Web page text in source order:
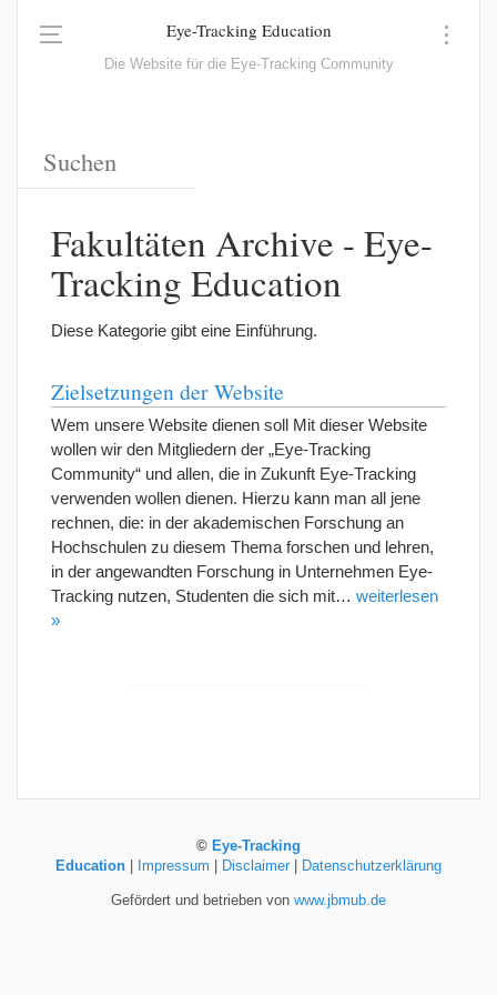
Eye-Tracking Education
Die Website für die Eye-Tracking Community
Fakultäten Archive - Eye-
Tracking Education
Diese Kategorie gibt eine Einführung.
Zielsetzungen der Website
Wem unsere Website dienen soll Mit dieser Website
wollen wir den Mitgliedern der „Eye-Tracking
Community“ und allen, die in Zukunft Eye-Tracking
verwenden wollen dienen. Hierzu kann man all jene
rechnen, die: in der akademischen Forschung an
Hochschulen zu diesem Thema forschen und lehren,
in der angewandten Forschung in Unternehmen Eye-
Tracking nutzen, Studenten die sich mit… weiterlesen
»
© Eye-Tracking
Education
Impressum Disclaimer Datenschutzerklärung
Gefördert und betrieben von www.jbmub.de